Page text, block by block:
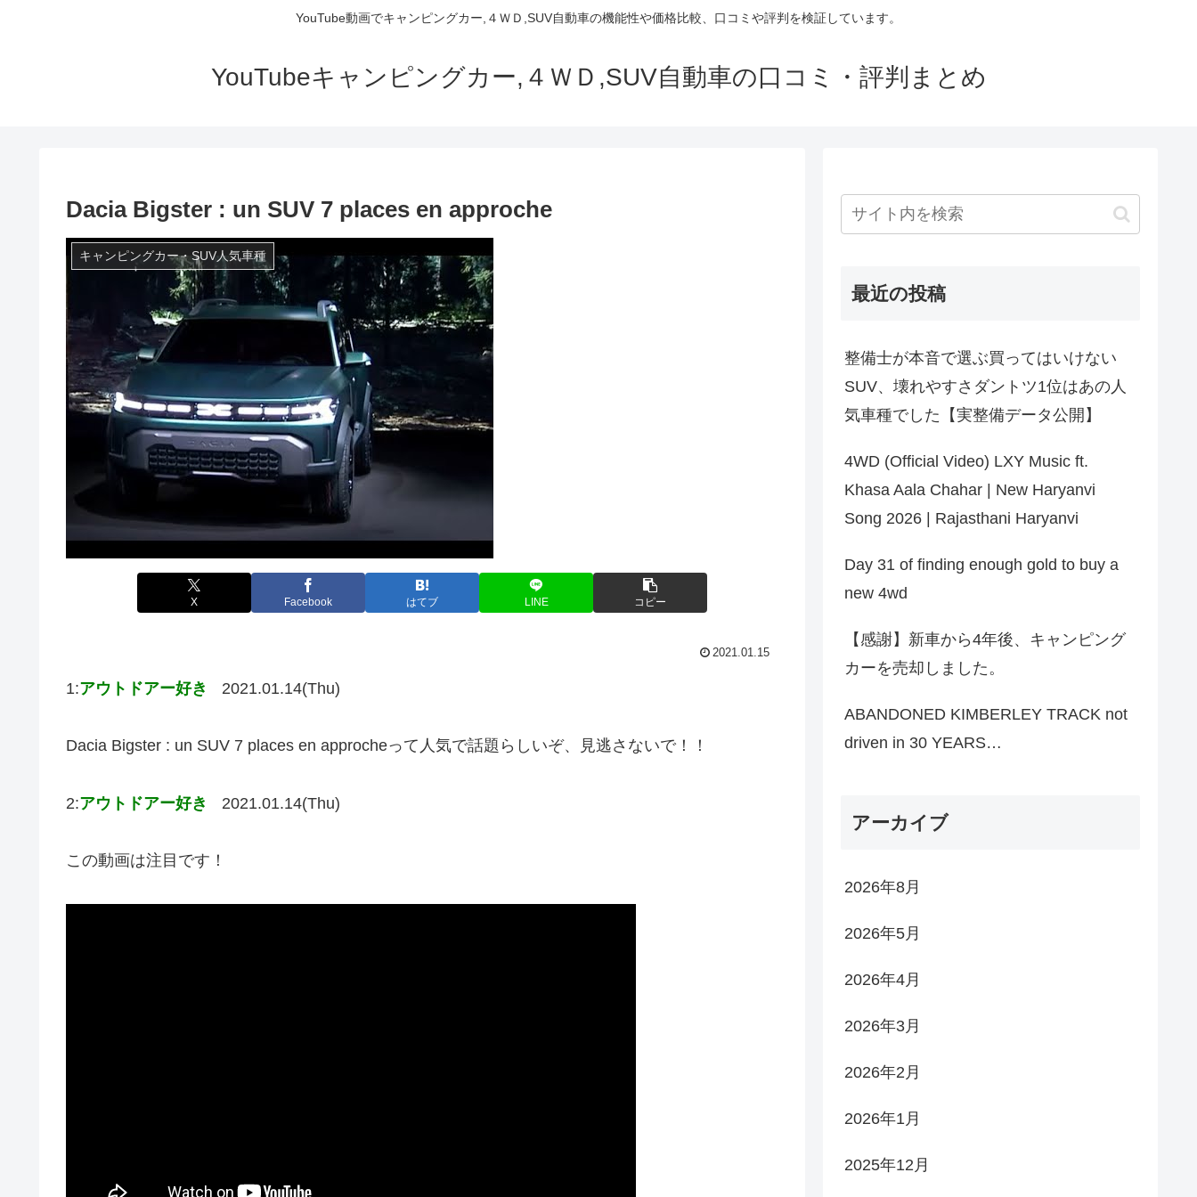
YouTube動画でキャンピングカー,４ＷＤ,SUV自動車の機能性や価格比較、口コミや評判を検証しています。
YouTubeキャンピングカー,４ＷＤ,SUV自動車の口コミ・評判まとめ
Dacia Bigster : un SUV 7 places en approche
キャンピングカー・SUV人気車種
X Facebook はてブ LINE コピー
2021.01.15
1:アウトドアー好き 2021.01.14(Thu)
Dacia Bigster : un SUV 7 places en approcheって人気で話題らしいぞ、見逃さないで！！
2:アウトドアー好き 2021.01.14(Thu)
この動画は注目です！
最近の投稿
整備士が本音で選ぶ買ってはいけない
SUV、壊れやすさダントツ1位はあの人
気車種でした【実整備データ公開】
4WD (Official Video) LXY Music ft.
Khasa Aala Chahar | New Haryanvi
Song 2026 | Rajasthani Haryanvi
Day 31 of finding enough gold to buy a
new 4wd
【感謝】新車から4年後、キャンピング
カーを売却しました。
ABANDONED KIMBERLEY TRACK not
driven in 30 YEARS…
アーカイブ
2026年8月
2026年5月
2026年4月
2026年3月
2026年2月
2026年1月
2025年12月